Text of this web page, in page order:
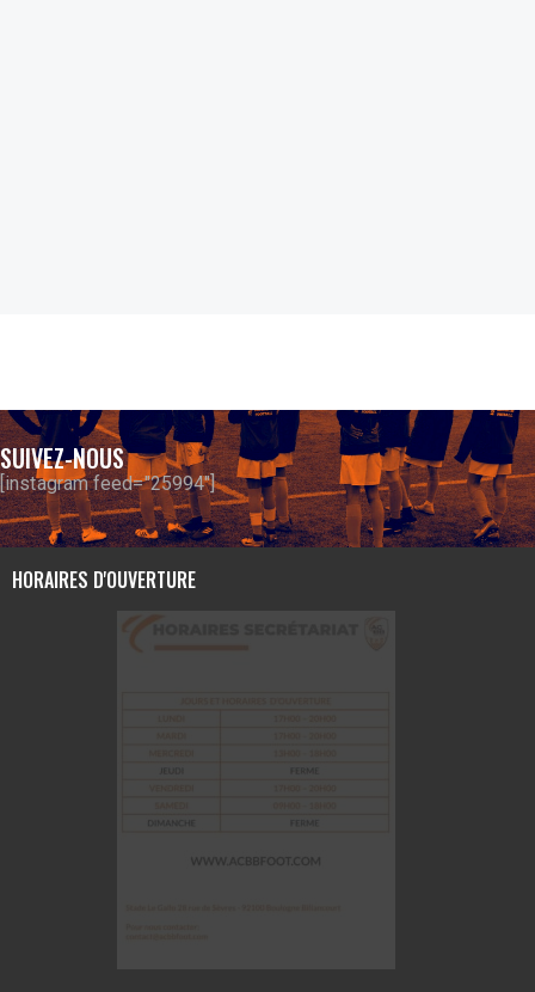
SUIVEZ-NOUS
[instagram feed="25994"]
HORAIRES D'OUVERTURE